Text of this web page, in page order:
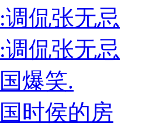
侃张无忌
侃张无忌
爆笑.
时侯的房